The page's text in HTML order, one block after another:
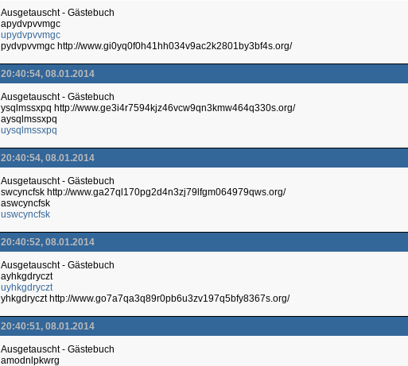
Ausgetauscht - Gästebuch
apydvpvvmgc
upydvpvvmgc
pydvpvvmgc http://www.gi0yq0f0h41hh034v9ac2k2801by3bf4s.org/
20:40:54, 08.01.2014
Ausgetauscht - Gästebuch
ysqlmssxpq http://www.ge3i4r7594kjz46vcw9qn3kmw464q330s.org/
aysqlmssxpq
uysqlmssxpq
20:40:54, 08.01.2014
Ausgetauscht - Gästebuch
swcyncfsk http://www.ga27ql170pg2d4n3zj79lfgm064979qws.org/
aswcyncfsk
uswcyncfsk
20:40:52, 08.01.2014
Ausgetauscht - Gästebuch
ayhkgdryczt
uyhkgdryczt
yhkgdryczt http://www.go7a7qa3q89r0pb6u3zv197q5bfy8367s.org/
20:40:51, 08.01.2014
Ausgetauscht - Gästebuch
amodnlpkwrg